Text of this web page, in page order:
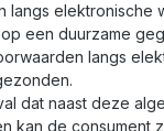
langs elektronische
een duurzame
langs
dat naast deze
kan de consument